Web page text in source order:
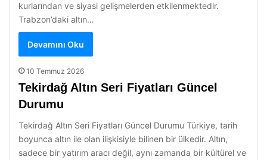
kurlarından ve siyasi gelişmelerden etkilenmektedir.
Trabzon’daki altın…
Devamını Oku
10 Temmuz 2026
Tekirdağ Altın Seri Fiyatları Güncel
Durumu
Tekirdağ Altın Seri Fiyatları Güncel Durumu Türkiye, tarih
boyunca altın ile olan ilişkisiyle bilinen bir ülkedir. Altın,
sadece bir yatırım aracı değil, aynı zamanda bir kültürel ve